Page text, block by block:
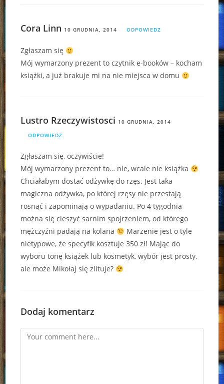
Cora Linn 10 GRUDNIA, 2014 ODPOWIEDZ
Zgłaszam się
Mój wymarzony prezent to czytnik e-booków – kocham
książki, a już brakuje mi na nie miejsca w domu
Lustro Rzeczywistosci 10 GRUDNIA, 2014
ODPOWIEDZ
Zgłaszam się, oczywiście!
Mój wymarzony prezent to… nie, wcale nie książka
Chciałabym dostać odżywkę do rzęs. Jest taka
magiczna odżywka, po której rzęsy nie przestają
rosnąć i zapominają o wypadaniu. Po 4 tygodnia
można się cieszyć sarnim spojrzeniem, od którego
mężczyźni padają na kolana
Marzenie jest o tyle
nietypowe, że specyfik kosztuje 350 zł! Mając do
wyboru tonę książek lub kosmetyk, wybór jest prosty,
ale może Mikołaj się zlituje?
Dodaj komentarz
Comment